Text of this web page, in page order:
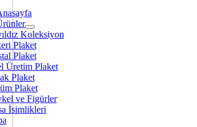
Koleksiyon
Plaket
Plaket
Üretim Plaket
Plaket
Plaket
ve Figürler
İsimlikleri